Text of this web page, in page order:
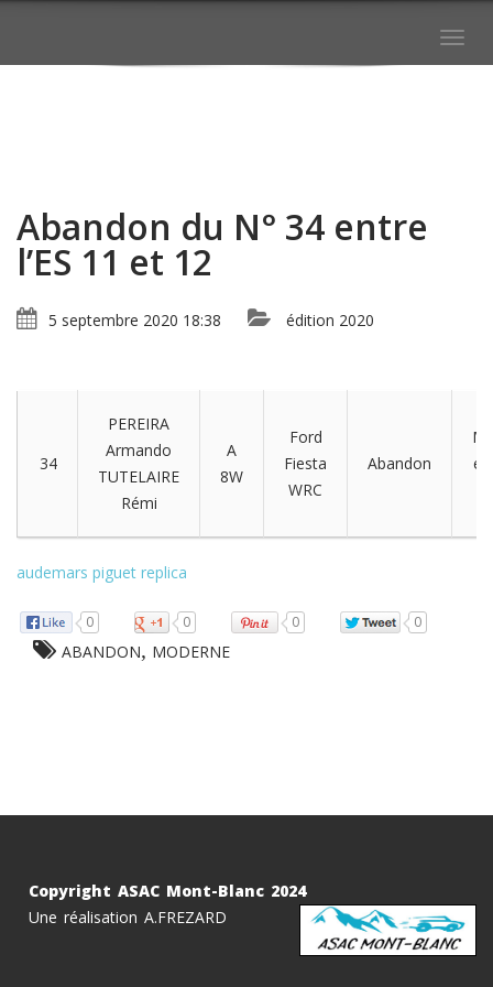
Abandon du N° 34 entre
l’ES 11 et 12
5 septembre 2020 18:38 édition 2020
34
PEREIRA
Armando
TUTELAIRE
Rémi
A
8W
Ford
Fiesta
WRC
Abandon
audemars piguet replica
0 0 0 0
ABANDON, MODERNE
Copyright ASAC Mont-Blanc 2024
Une réalisation A.FREZARD